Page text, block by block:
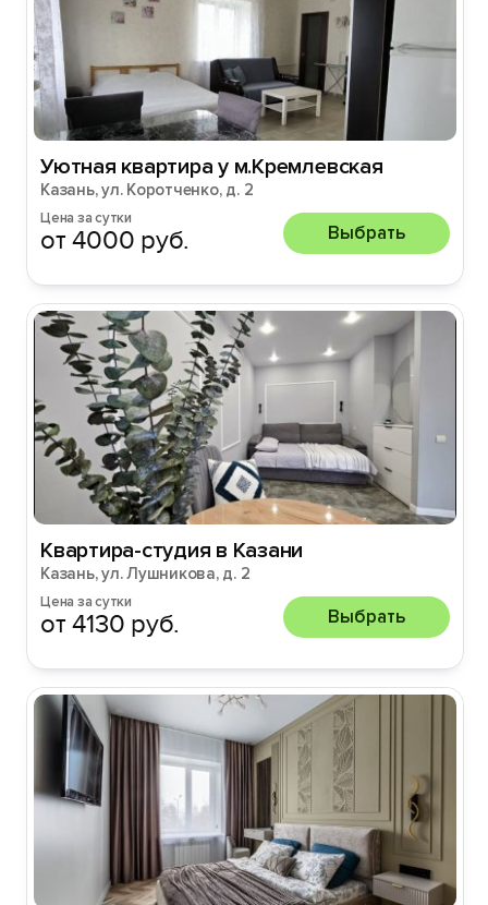
Уютная квартира у м.Кремлевская
Казань, ул. Коротченко, д. 2
Цена за сутки
от 4000 руб. Выбрать
Квартира-студия в Казани
Казань, ул. Лушникова, д. 2
Цена за сутки
от 4130 руб. Выбрать